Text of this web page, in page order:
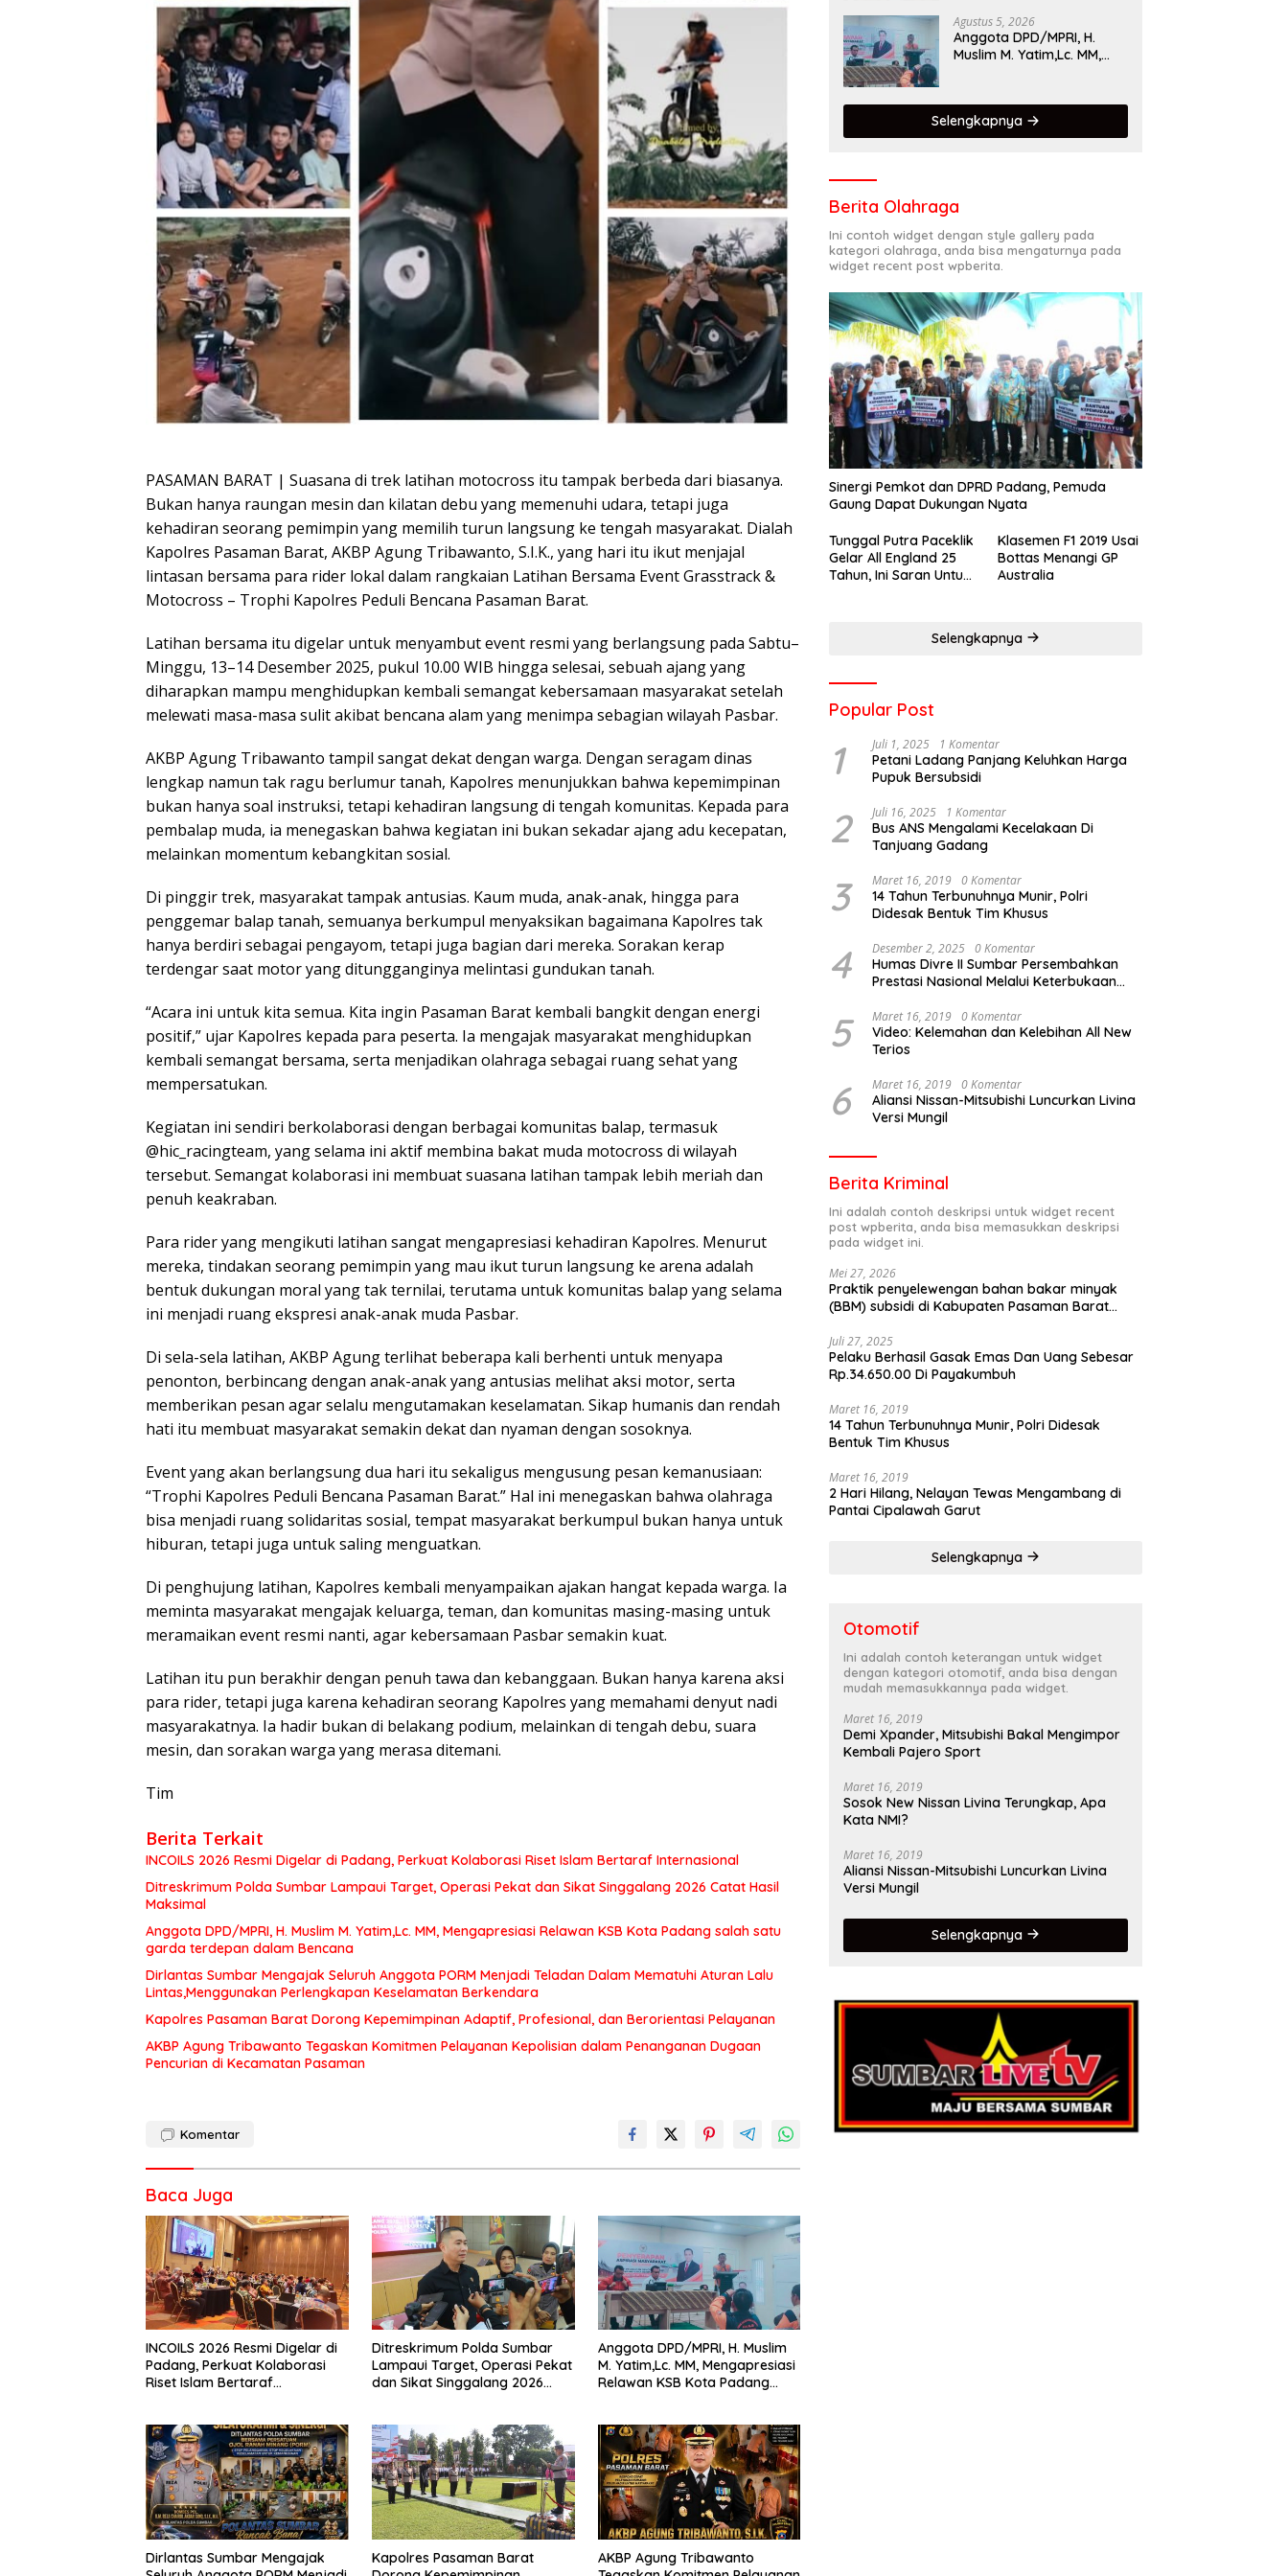
PASAMAN BARAT | Suasana di trek latihan motocross itu tampak berbeda dari biasanya.
Bukan hanya raungan mesin dan kilatan debu yang memenuhi udara, tetapi juga
kehadiran seorang pemimpin yang memilih turun langsung ke tengah masyarakat. Dialah
Kapolres Pasaman Barat, AKBP Agung Tribawanto, S.I.K., yang hari itu ikut menjajal
lintasan bersama para rider lokal dalam rangkaian Latihan Bersama Event Grasstrack &
Motocross – Trophi Kapolres Peduli Bencana Pasaman Barat.
Latihan bersama itu digelar untuk menyambut event resmi yang berlangsung pada Sabtu–
Minggu, 13–14 Desember 2025, pukul 10.00 WIB hingga selesai, sebuah ajang yang
diharapkan mampu menghidupkan kembali semangat kebersamaan masyarakat setelah
melewati masa-masa sulit akibat bencana alam yang menimpa sebagian wilayah Pasbar.
AKBP Agung Tribawanto tampil sangat dekat dengan warga. Dengan seragam dinas
lengkap namun tak ragu berlumur tanah, Kapolres menunjukkan bahwa kepemimpinan
bukan hanya soal instruksi, tetapi kehadiran langsung di tengah komunitas. Kepada para
pembalap muda, ia menegaskan bahwa kegiatan ini bukan sekadar ajang adu kecepatan,
melainkan momentum kebangkitan sosial.
Di pinggir trek, masyarakat tampak antusias. Kaum muda, anak-anak, hingga para
penggemar balap tanah, semuanya berkumpul menyaksikan bagaimana Kapolres tak
hanya berdiri sebagai pengayom, tetapi juga bagian dari mereka. Sorakan kerap
terdengar saat motor yang ditungganginya melintasi gundukan tanah.
“Acara ini untuk kita semua. Kita ingin Pasaman Barat kembali bangkit dengan energi
positif,” ujar Kapolres kepada para peserta. Ia mengajak masyarakat menghidupkan
kembali semangat bersama, serta menjadikan olahraga sebagai ruang sehat yang
mempersatukan.
Kegiatan ini sendiri berkolaborasi dengan berbagai komunitas balap, termasuk
@hic_racingteam, yang selama ini aktif membina bakat muda motocross di wilayah
tersebut. Semangat kolaborasi ini membuat suasana latihan tampak lebih meriah dan
penuh keakraban.
Para rider yang mengikuti latihan sangat mengapresiasi kehadiran Kapolres. Menurut
mereka, tindakan seorang pemimpin yang mau ikut turun langsung ke arena adalah
bentuk dukungan moral yang tak ternilai, terutama untuk komunitas balap yang selama
ini menjadi ruang ekspresi anak-anak muda Pasbar.
Di sela-sela latihan, AKBP Agung terlihat beberapa kali berhenti untuk menyapa
penonton, berbincang dengan anak-anak yang antusias melihat aksi motor, serta
memberikan pesan agar selalu mengutamakan keselamatan. Sikap humanis dan rendah
hati itu membuat masyarakat semakin dekat dan nyaman dengan sosoknya.
Event yang akan berlangsung dua hari itu sekaligus mengusung pesan kemanusiaan:
“Trophi Kapolres Peduli Bencana Pasaman Barat.” Hal ini menegaskan bahwa olahraga
bisa menjadi ruang solidaritas sosial, tempat masyarakat berkumpul bukan hanya untuk
hiburan, tetapi juga untuk saling menguatkan.
Di penghujung latihan, Kapolres kembali menyampaikan ajakan hangat kepada warga. Ia
meminta masyarakat mengajak keluarga, teman, dan komunitas masing-masing untuk
meramaikan event resmi nanti, agar kebersamaan Pasbar semakin kuat.
Latihan itu pun berakhir dengan penuh tawa dan kebanggaan. Bukan hanya karena aksi
para rider, tetapi juga karena kehadiran seorang Kapolres yang memahami denyut nadi
masyarakatnya. Ia hadir bukan di belakang podium, melainkan di tengah debu, suara
mesin, dan sorakan warga yang merasa ditemani.
Tim
Berita Terkait
INCOILS 2026 Resmi Digelar di Padang, Perkuat Kolaborasi Riset Islam Bertaraf Internasional
Ditreskrimum Polda Sumbar Lampaui Target, Operasi Pekat dan Sikat Singgalang 2026 Catat Hasil
Maksimal
Anggota DPD/MPRI, H. Muslim M. Yatim,Lc. MM, Mengapresiasi Relawan KSB Kota Padang salah satu
garda terdepan dalam Bencana
Dirlantas Sumbar Mengajak Seluruh Anggota PORM Menjadi Teladan Dalam Mematuhi Aturan Lalu
Lintas,Menggunakan Perlengkapan Keselamatan Berkendara
Kapolres Pasaman Barat Dorong Kepemimpinan Adaptif, Profesional, dan Berorientasi Pelayanan
AKBP Agung Tribawanto Tegaskan Komitmen Pelayanan Kepolisian dalam Penanganan Dugaan
Pencurian di Kecamatan Pasaman
Komentar
Baca Juga
INCOILS 2026 Resmi Digelar di
Padang, Perkuat Kolaborasi
Riset Islam Bertaraf
Ditreskrimum Polda Sumbar
Lampaui Target, Operasi Pekat
dan Sikat Singgalang 2026
Anggota DPD/MPRI, H. Muslim
M. Yatim,Lc. MM, Mengapresiasi
Relawan KSB Kota Padang
Dirlantas Sumbar Mengajak
Kapolres Pasaman Barat
AKBP Agung Tribawanto
Hasil Maksimal
Agustus 5, 2026
Anggota DPD/MPRI, H.
Muslim M. Yatim,Lc. MM,
satu garda terdepan
dalam Bencana
Selengkapnya
Berita Olahraga
Ini contoh widget dengan style gallery pada
kategori olahraga, anda bisa mengaturnya pada
widget recent post wpberita.
Sinergi Pemkot dan DPRD Padang, Pemuda
Gaung Dapat Dukungan Nyata
Tunggal Putra Paceklik
Gelar All England 25
Tahun, Ini Saran Untuk
Klasemen F1 2019 Usai
Bottas Menangi GP
Australia
Selengkapnya
Popular Post
1 Juli 1, 2025 1 Komentar
Petani Ladang Panjang Keluhkan Harga
Pupuk Bersubsidi
2 Juli 16, 2025 1 Komentar
Bus ANS Mengalami Kecelakaan Di
Tanjuang Gadang
3 Maret 16, 2019 0 Komentar
14 Tahun Terbunuhnya Munir, Polri
Didesak Bentuk Tim Khusus
4 Desember 2, 2025 0 Komentar
Humas Divre II Sumbar Persembahkan
Prestasi Nasional Melalui Keterbukaan
5 Maret 16, 2019 0 Komentar
Video: Kelemahan dan Kelebihan All New
Terios
6 Maret 16, 2019 0 Komentar
Aliansi Nissan-Mitsubishi Luncurkan Livina
Versi Mungil
Berita Kriminal
Ini adalah contoh deskripsi untuk widget recent
post wpberita, anda bisa memasukkan deskripsi
pada widget ini.
Mei 27, 2026
Praktik penyelewengan bahan bakar minyak
(BBM) subsidi di Kabupaten Pasaman Barat
Juli 27, 2025
Pelaku Berhasil Gasak Emas Dan Uang Sebesar
Rp.34.650.00 Di Payakumbuh
Maret 16, 2019
14 Tahun Terbunuhnya Munir, Polri Didesak
Bentuk Tim Khusus
Maret 16, 2019
2 Hari Hilang, Nelayan Tewas Mengambang di
Pantai Cipalawah Garut
Selengkapnya
Otomotif
Ini adalah contoh keterangan untuk widget
dengan kategori otomotif, anda bisa dengan
mudah memasukkannya pada widget.
Maret 16, 2019
Demi Xpander, Mitsubishi Bakal Mengimpor
Kembali Pajero Sport
Maret 16, 2019
Sosok New Nissan Livina Terungkap, Apa
Kata NMI?
Maret 16, 2019
Aliansi Nissan-Mitsubishi Luncurkan Livina
Versi Mungil
Selengkapnya